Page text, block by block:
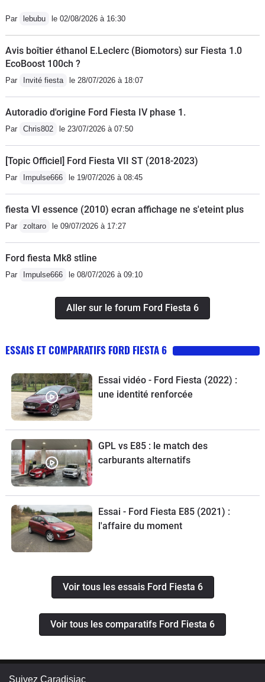
Par lebubu le 02/08/2026 à 16:30
Avis boîtier éthanol E.Leclerc (Biomotors) sur Fiesta 1.0
EcoBoost 100ch ?
Par Invité fiesta le 28/07/2026 à 18:07
Autoradio d'origine Ford Fiesta IV phase 1.
Par Chris802 le 23/07/2026 à 07:50
[Topic Officiel] Ford Fiesta VII ST (2018-2023)
Par Impulse666 le 19/07/2026 à 08:45
fiesta VI essence (2010) ecran affichage ne s'eteint plus
Par zoltaro le 09/07/2026 à 17:27
Ford fiesta Mk8 stline
Par Impulse666 le 08/07/2026 à 09:10
Aller sur le forum Ford Fiesta 6
ESSAIS ET COMPARATIFS FORD FIESTA 6
Essai vidéo - Ford Fiesta (2022) :
une identité renforcée
GPL vs E85 : le match des
carburants alternatifs
Essai - Ford Fiesta E85 (2021) :
l'affaire du moment
Voir tous les essais Ford Fiesta 6
Voir tous les comparatifs Ford Fiesta 6
Suivez Caradisiac